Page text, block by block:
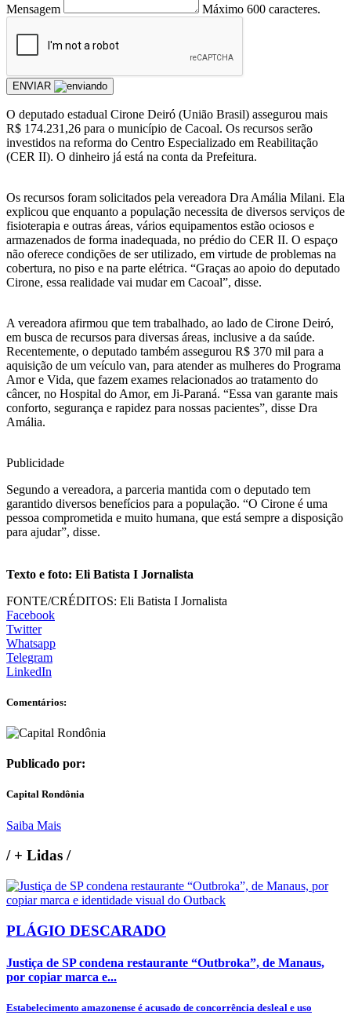
Mensagem Máximo 600 caracteres.
ENVIAR
O deputado estadual Cirone Deiró (União Brasil) assegurou mais
R$ 174.231,26 para o município de Cacoal. Os recursos serão
investidos na reforma do Centro Especializado em Reabilitação
(CER II). O dinheiro já está na conta da Prefeitura.
Os recursos foram solicitados pela vereadora Dra Amália Milani. Ela
explicou que enquanto a população necessita de diversos serviços de
fisioterapia e outras áreas, vários equipamentos estão ociosos e
armazenados de forma inadequada, no prédio do CER II. O espaço
não oferece condições de ser utilizado, em virtude de problemas na
cobertura, no piso e na parte elétrica. “Graças ao apoio do deputado
Cirone, essa realidade vai mudar em Cacoal”, disse.
A vereadora afirmou que tem trabalhado, ao lado de Cirone Deiró,
em busca de recursos para diversas áreas, inclusive a da saúde.
Recentemente, o deputado também assegurou R$ 370 mil para a
aquisição de um veículo van, para atender as mulheres do Programa
Amor e Vida, que fazem exames relacionados ao tratamento do
câncer, no Hospital do Amor, em Ji-Paraná. “Essa van garante mais
conforto, segurança e rapidez para nossas pacientes”, disse Dra
Amália.
Publicidade
Segundo a vereadora, a parceria mantida com o deputado tem
garantido diversos benefícios para a população. “O Cirone é uma
pessoa comprometida e muito humana, que está sempre a disposição
para ajudar”, disse.
Texto e foto: Eli Batista I Jornalista
FONTE/CRÉDITOS: Eli Batista I Jornalista
Facebook
Twitter
Whatsapp
Telegram
LinkedIn
Comentários:
Publicado por:
Capital Rondônia
Saiba Mais
/+ Lidas /
PLÁGIO DESCARADO
Justiça de SP condena restaurante “Outbroka”, de Manaus,
por copiar marca e...
Estabelecimento amazonense é acusado de concorrência desleal e uso